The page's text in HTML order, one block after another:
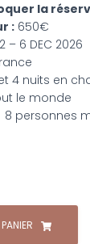
la
: 650€
2 – 6 DEC 2026
4 nuits en
le monde
8 personnes